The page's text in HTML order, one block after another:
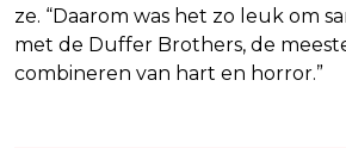
ze. “Daarom was het zo leuk om
met de Duffer Brothers, de
combineren van hart en horror.”